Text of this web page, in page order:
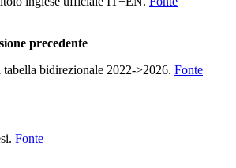
precedente
tabella bidirezionale 2022->2026. Fonte
Fonte